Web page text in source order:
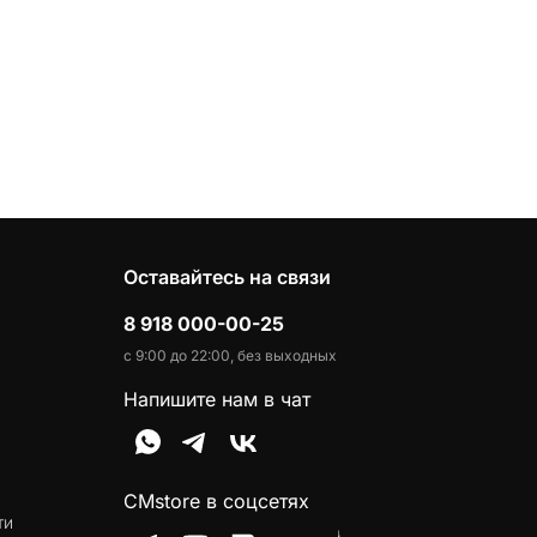
Оставайтесь на связи
8 918 000-00-25
с 9:00 до 22:00, без выходных
Напишите нам в чат
CMstore в соцсетях